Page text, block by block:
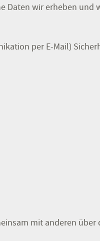
wir erheben und
per E-Mail)
mit anderen